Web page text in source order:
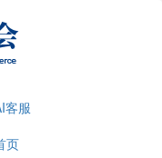
客服
页